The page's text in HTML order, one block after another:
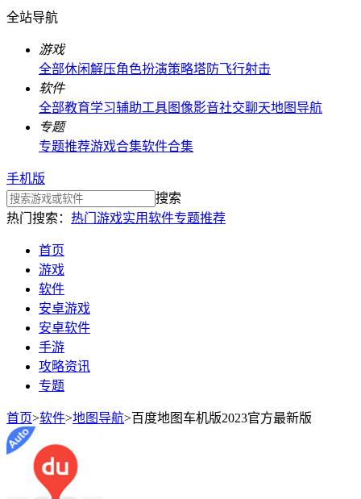
全站导航
游戏
全部休闲解压角色扮演策略塔防飞行射击
软件
全部教育学习辅助工具图像影音社交聊天地图导航
专题
专题推荐游戏合集软件合集
手机版
搜索
热门搜索： 热门游戏实用软件专题推荐
首页
游戏
软件
安卓游戏
安卓软件
手游
攻略资讯
专题
首页>软件>地图导航>百度地图车机版2023官方最新版